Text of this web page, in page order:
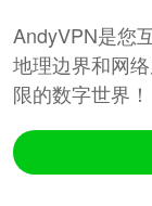
AndyVPN是您
地理边界和网
限的数字世界！